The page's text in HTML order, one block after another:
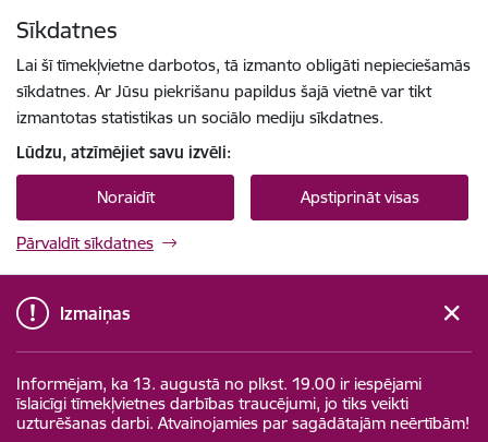
Sīkdatnes
Lai šī tīmekļvietne darbotos, tā izmanto obligāti nepieciešamās
sīkdatnes. Ar Jūsu piekrišanu papildus šajā vietnē var tikt
izmantotas statistikas un sociālo mediju sīkdatnes.
Lūdzu, atzīmējiet savu izvēli:
Noraidīt Apstiprināt visas
Pārvaldīt sīkdatnes
Izmaiņas
Informējam, ka 13. augustā no plkst. 19.00 ir iespējami
īslaicīgi tīmekļvietnes darbības traucējumi, jo tiks veikti
uzturēšanas darbi. Atvainojamies par sagādātajām neērtībām!